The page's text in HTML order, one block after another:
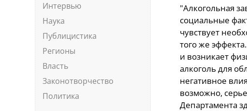
Интервью
Наука
Публицистика
Регионы
Власть
Законотворчество
Политика
"Алкогольная
социальные
чувствует
того же
и возникает
алкоголь для
негативное
возможно,
Департамента